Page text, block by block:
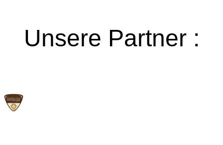
Unsere Partner :